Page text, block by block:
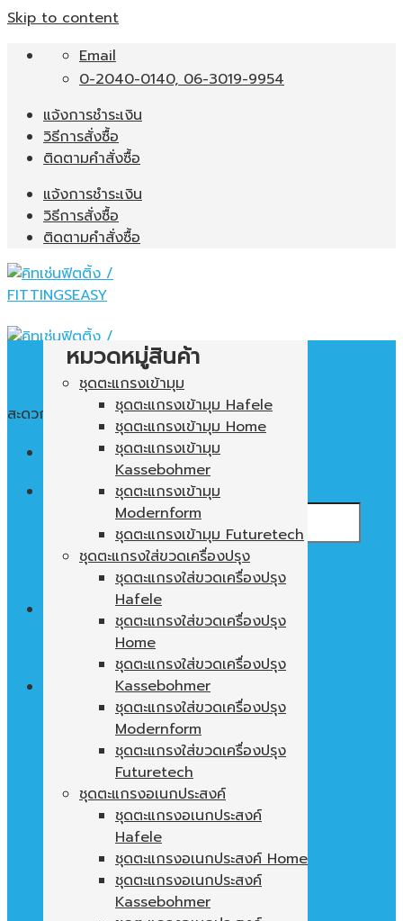
Skip to content
Email
0-2040-0140, 06-3019-9954
แจ้งการชำระเงิน
วิธีการสั่งซื้อ
ติดตามคำสั่งซื้อ
แจ้งการชำระเงิน
วิธีการสั่งซื้อ
ติดตามคำสั่งซื้อ
สะดวก ใช้งานง่าย พื้นที่ในตู้ไม่เปล่าประโยชน์
ไม่มีสินค้าในตะกร้า
ตะกร้าสินค้า
ไม่มีสินค้าในตะกร้า
หมวดหมู่สินค้า
ชุดตะแกรงเข้ามุม
ชุดตะแกรงเข้ามุม Hafele
ชุดตะแกรงเข้ามุม Home
ชุดตะแกรงเข้ามุม
Kassebohmer
ชุดตะแกรงเข้ามุม
Modernform
ชุดตะแกรงเข้ามุม Futuretech
ชุดตะแกรงใส่ขวดเครื่องปรุง
ชุดตะแกรงใส่ขวดเครื่องปรุง
Hafele
ชุดตะแกรงใส่ขวดเครื่องปรุง
Home
ชุดตะแกรงใส่ขวดเครื่องปรุง
Kassebohmer
ชุดตะแกรงใส่ขวดเครื่องปรุง
Modernform
ชุดตะแกรงใส่ขวดเครื่องปรุง
Futuretech
ชุดตะแกรงอเนกประสงค์
ชุดตะแกรงอเนกประสงค์
Hafele
ชุดตะแกรงอเนกประสงค์ Home
ชุดตะแกรงอเนกประสงค์
Kassebohmer